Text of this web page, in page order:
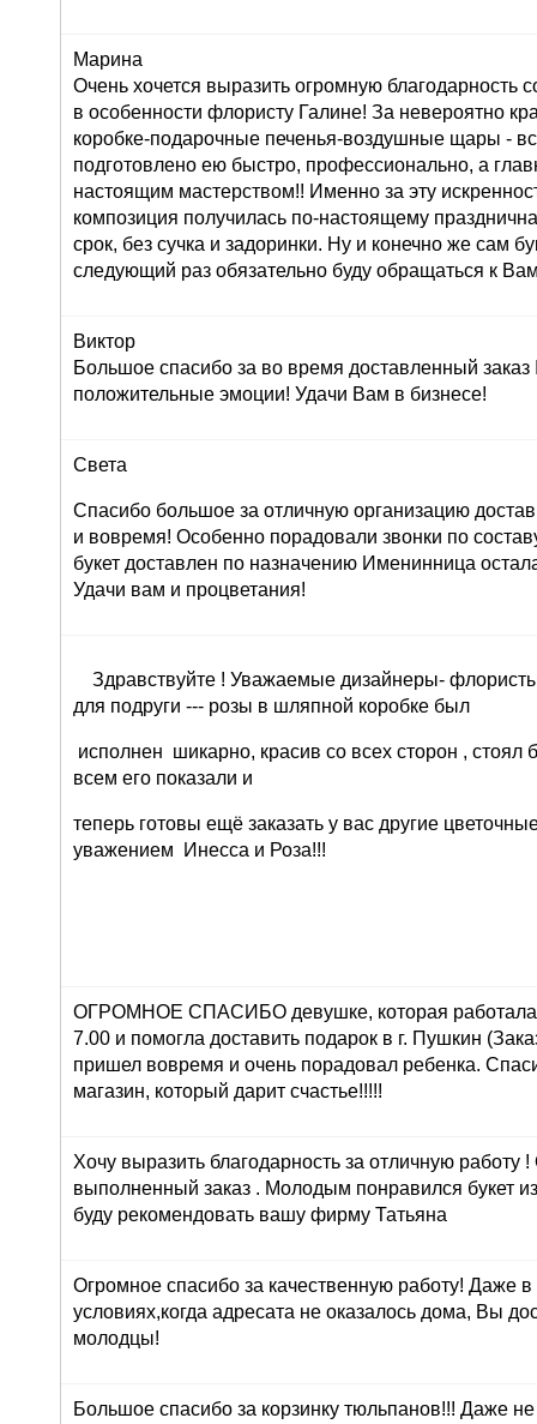
Марина
Очень хочется выразить огромную благодарность
в особенности флористу Галине! За невероятно
коробке-подарочные печенья-воздушные щары -
подготовлено ею быстро, профессионально, а
настоящим мастерством!! Именно за эту
композиция получилась по-настоящему
срок, без сучка и задоринки. Ну и конечно же сам
следующий раз обязательно буду обращаться к
Виктор
Большое спасибо за во время доставленный
положительные эмоции! Удачи Вам в бизнесе!
Света
Спасибо большое за отличную организацию
и вовремя! Особенно порадовали звонки по
букет доставлен по назначению Именинница
Удачи вам и процветания!
Здравствуйте ! Уважаемые дизайнеры-
для подруги --- розы в шляпной коробке был
исполнен шикарно, красив со всех сторон ,
всем его показали и
теперь готовы ещё заказать у вас другие
уважением Инесса и Роза!!!
ОГРОМНОЕ СПАСИБО девушке, которая работала
7.00 и помогла доставить подарок в г. Пушкин
пришел вовремя и очень порадовал ребенка.
магазин, который дарит счастье!!!!!
Хочу выразить благодарность за отличную работу
выполненный заказ . Молодым понравился букет
буду рекомендовать вашу фирму Татьяна
Огромное спасибо за качественную работу! Даже в
условиях,когда адресата не оказалось дома, Вы
молодцы!
Большое спасибо за корзинку тюльпанов!!! Даже